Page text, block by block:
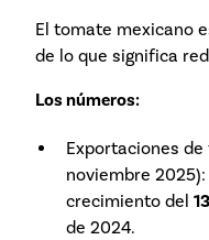
El tomate mexicano
de lo que significa
Los números:
Exportaciones
noviembre 2025):
crecimiento del
de 2024.